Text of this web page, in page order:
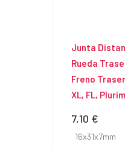
Junta
Rueda
Freno
XL, FL,
Precio
7,10 €
16x31x7mm